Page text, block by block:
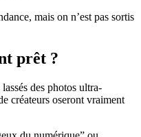
mais on n’est pas sortis
prêt ?
des photos ultra-
créateurs oseront vraiment